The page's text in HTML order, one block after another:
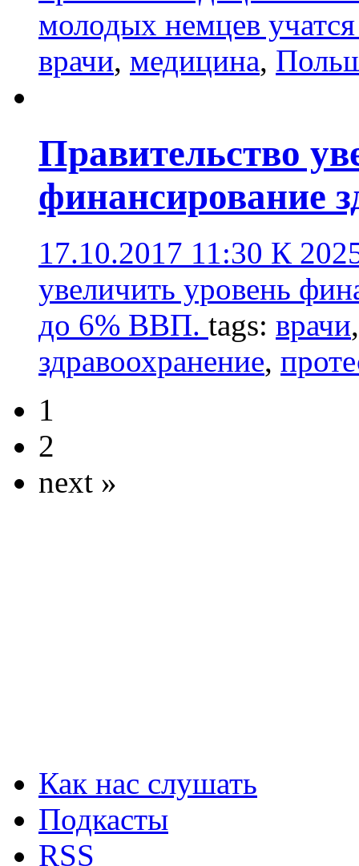
молодых немцев
врачи, медицина,
Правительство
финансирование
17.10.2017 11:30 К
увеличить уровень
до 6% ВВП. tags: врачи
здравоохранение,
1
2
next »
Как нас слушать
Подкасты
RSS